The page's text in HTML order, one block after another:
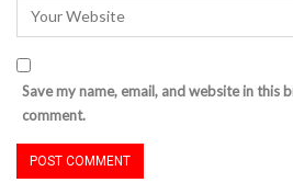
Save my name, email, and website in this
comment.